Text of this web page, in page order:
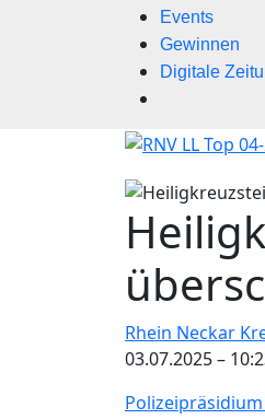
Events
Gewinnen
Digitale
Rhein Neckar
03.07.2025 –